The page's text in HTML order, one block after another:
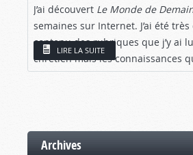
J’ai découvert Le Monde de
semaines sur Internet. J’ai été
contenu des rubriques que j’y ai
chrétien mais les connaissances
LIRE LA SUITE
Archives